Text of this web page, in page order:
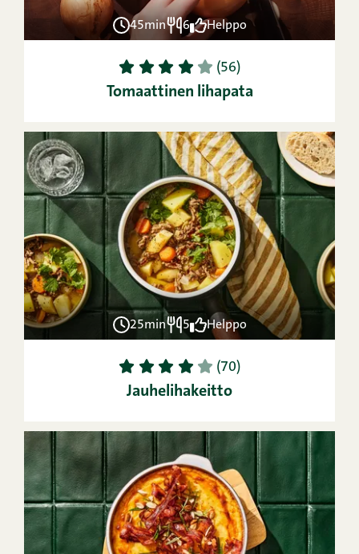
45min 6 Helppo
1 2 3 4 5 (56)
Tomaattinen lihapata
25min 5 Helppo
1 2 3 4 5 (70)
Jauhelihakeitto